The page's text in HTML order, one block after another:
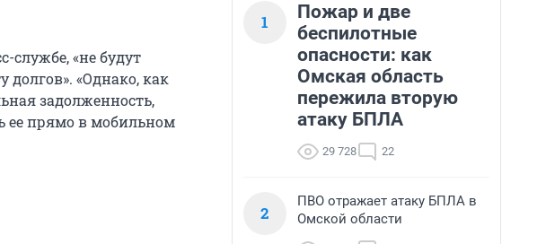
службе, «не будут
«Однако, как
задолженность,
ее прямо в мобильном
1
Пожар и две
беспилотные
опасности: как
Омская область
пережила вторую
атаку БПЛА
29 728 22
2
ПВО отражает атаку БПЛА в
Омской области